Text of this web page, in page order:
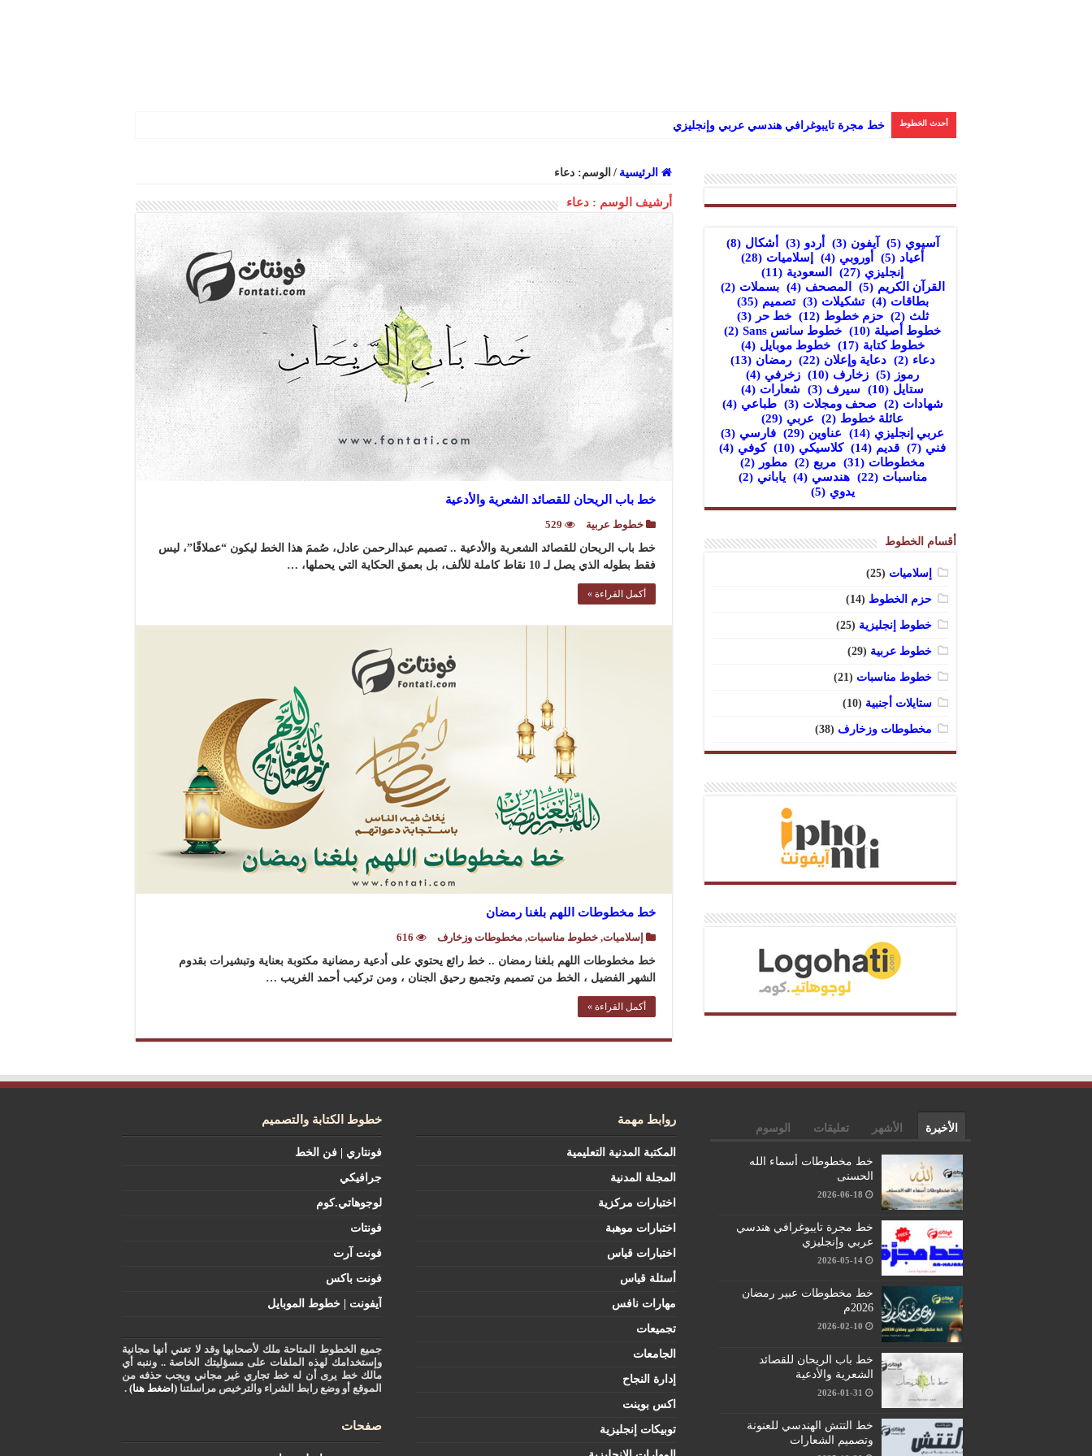
أحدث الخطوط خط مجرة تايبوغرافي هندسي عربي وإنجليزي
الرئيسية / الوسم: دعاء
أرشيف الوسم : دعاء
خط باب الريحان للقصائد الشعرية والأدعية
خطوط عربية
529
خط باب الريحان للقصائد الشعرية والأدعية .. تصميم عبدالرحمن عادل، صُممَ هذا الخط ليكون “عملاقًا”، ليس
فقط بطوله الذي يصل لـ 10 نقاط كاملة للألف، بل بعمق الحكاية التي يحملها، …
أكمل القراءة »
خط مخطوطات اللهم بلغنا رمضان
إسلاميات, خطوط مناسبات, مخطوطات وزخارف
616
خط مخطوطات اللهم بلغنا رمضان .. خط رائع يحتوي على أدعية رمضانية مكتوبة بعناية وتبشيرات بقدوم
الشهر الفضيل ، الخط من تصميم وتجميع رحيق الجنان ، ومن تركيب أحمد الغريب …
أكمل القراءة »
آسيوي (5) آيفون (3) أردو (3) أشكال (8)
أعياد (5) أوروبي (4) إسلاميات (28)
إنجليزي (27) السعودية (11)
القرآن الكريم (5) المصحف (4) بسملات (2)
بطاقات (4) تشكيلات (3) تصميم (35)
ثلث (2) حزم خطوط (12) خط حر (3)
خطوط أصيلة (10) خطوط سانس Sans
(2)
خطوط كتابة (17) خطوط موبايل (4)
دعاء (2) دعاية وإعلان (22) رمضان (13)
رموز (5) زخارف (10) زخرفي (4)
ستايل (10) سيرف (3) شعارات (4)
شهادات (2) صحف ومجلات (3) طباعي (4)
عائلة خطوط (2) عربي (29)
عربي إنجليزي (14) عناوين (29) فارسي (3)
فني (7) قديم (14) كلاسيكي (10) كوفي (4)
مخطوطات (31) مربع (2) مطور (2)
مناسبات (22) هندسي (4) ياباني (2)
يدوي (5)
أقسام الخطوط
إسلاميات (25)
حزم الخطوط (14)
خطوط إنجليزية (25)
خطوط عربية (29)
خطوط مناسبات (21)
ستايلات أجنبية (10)
مخطوطات وزخارف (38)
الأخيرة الأشهر تعليقات الوسوم
خط مخطوطات أسماء الله
الحسنى
2026-06-18
خط مجرة تايبوغرافي هندسي
عربي وإنجليزي
2026-05-14
خط مخطوطات عبير رمضان
2026م
2026-02-10
خط باب الريحان للقصائد
الشعرية والأدعية
2026-01-31
خط التتش الهندسي للعنونة
وتصميم الشعارات
روابط مهمة
المكتبة المدنية التعليمية
المجلة المدنية
اختبارات مركزية
اختبارات موهبة
اختبارات قياس
أسئلة قياس
مهارات نافس
تجميعات
الجامعات
إدارة النجاح
اكس بوينت
توبيكات إنجليزية
خطوط الكتابة والتصميم
فونتاري | فن الخط
جرافيكي
لوجوهاتي.كوم
فونتات
فونت آرت
فونت باكس
آيفونت | خطوط الموبايل
جميع الخطوط المتاحة ملك لأصحابها وقد لا تعني أنها مجانية
وإستخدامك لهذه الملفات على مسؤليتك الخاصة .. وننبه أي
مالك خط يرى أن له خط تجاري غير مجاني ويجب حذفه من
الموقع أو وضع رابط الشراء والترخيص مراسلتنا (اضغط هنا) .
صفحات